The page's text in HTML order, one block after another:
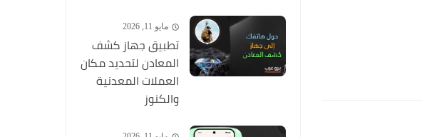
مايو 11, 2026
تطبيق جهاز كشف
المعادن لتحديد مكان
العملات المعدنية
والكنوز